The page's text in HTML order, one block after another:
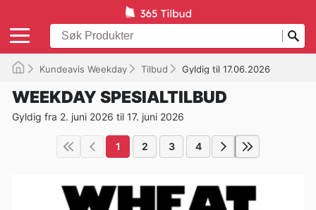
Kundeavis Weekday Tilbud Gyldig til 17.06.2026
WEEKDAY SPESIALTILBUD
Gyldig fra 2. juni 2026 til 17. juni 2026
1 2 3 4